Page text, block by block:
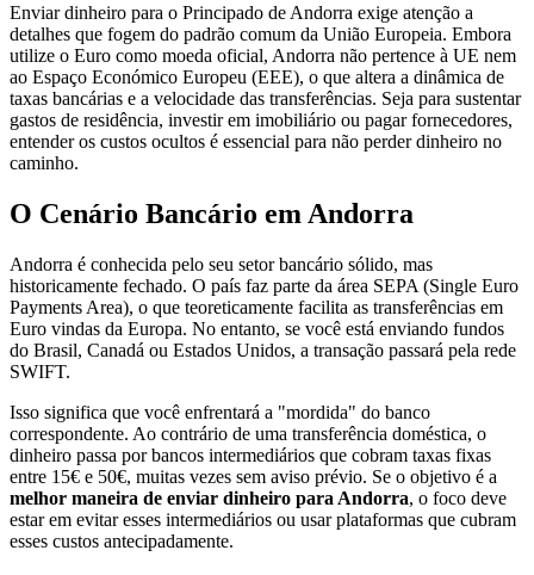
Enviar dinheiro para o Principado de Andorra exige atenção a
detalhes que fogem do padrão comum da União Europeia. Embora
utilize o Euro como moeda oficial, Andorra não pertence à UE nem
ao Espaço Económico Europeu (EEE), o que altera a dinâmica de
taxas bancárias e a velocidade das transferências. Seja para sustentar
gastos de residência, investir em imobiliário ou pagar fornecedores,
entender os custos ocultos é essencial para não perder dinheiro no
caminho.
O Cenário Bancário em Andorra
Andorra é conhecida pelo seu setor bancário sólido, mas
historicamente fechado. O país faz parte da área SEPA (Single Euro
Payments Area), o que teoreticamente facilita as transferências em
Euro vindas da Europa. No entanto, se você está enviando fundos
do Brasil, Canadá ou Estados Unidos, a transação passará pela rede
SWIFT.
Isso significa que você enfrentará a "mordida" do banco
correspondente. Ao contrário de uma transferência doméstica, o
dinheiro passa por bancos intermediários que cobram taxas fixas
entre 15€ e 50€, muitas vezes sem aviso prévio. Se o objetivo é a
melhor maneira de enviar dinheiro para Andorra, o foco deve
estar em evitar esses intermediários ou usar plataformas que cubram
esses custos antecipadamente.